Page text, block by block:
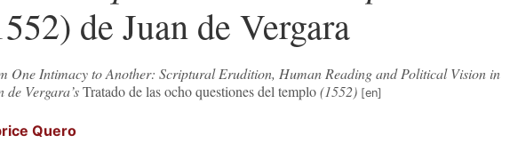
de Juan de Vergara
One Intimacy to Another: Scriptural Erudition, Human Reading and Political Vision in
de Vergara’sTratado de las ocho questiones del templo(1552)
Quero